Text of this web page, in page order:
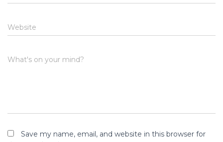
Website
What's on your mind?
Save my name, email, and website in this browser for